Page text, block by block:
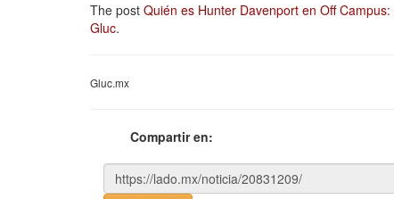
The post Quién es Hunter Davenport en Off
Gluc.
Gluc.mx
Compartir en: